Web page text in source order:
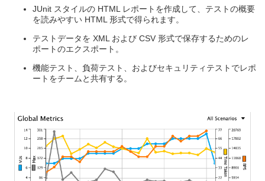
JUnit スタイルの HTML レポートを作成して、テストの概要
を読みやすい HTML 形式で得られます。
テストデータを XML および CSV 形式で保存するためのレ
ポートのエクスポート。
機能テスト、負荷テスト、およびセキュリティテストでレポ
ートをチームと共有する。